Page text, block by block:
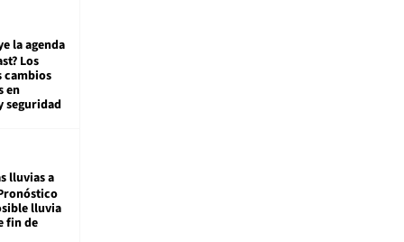
la agenda
Los
cambios
en
seguridad
lluvias a
lluvia
fin de